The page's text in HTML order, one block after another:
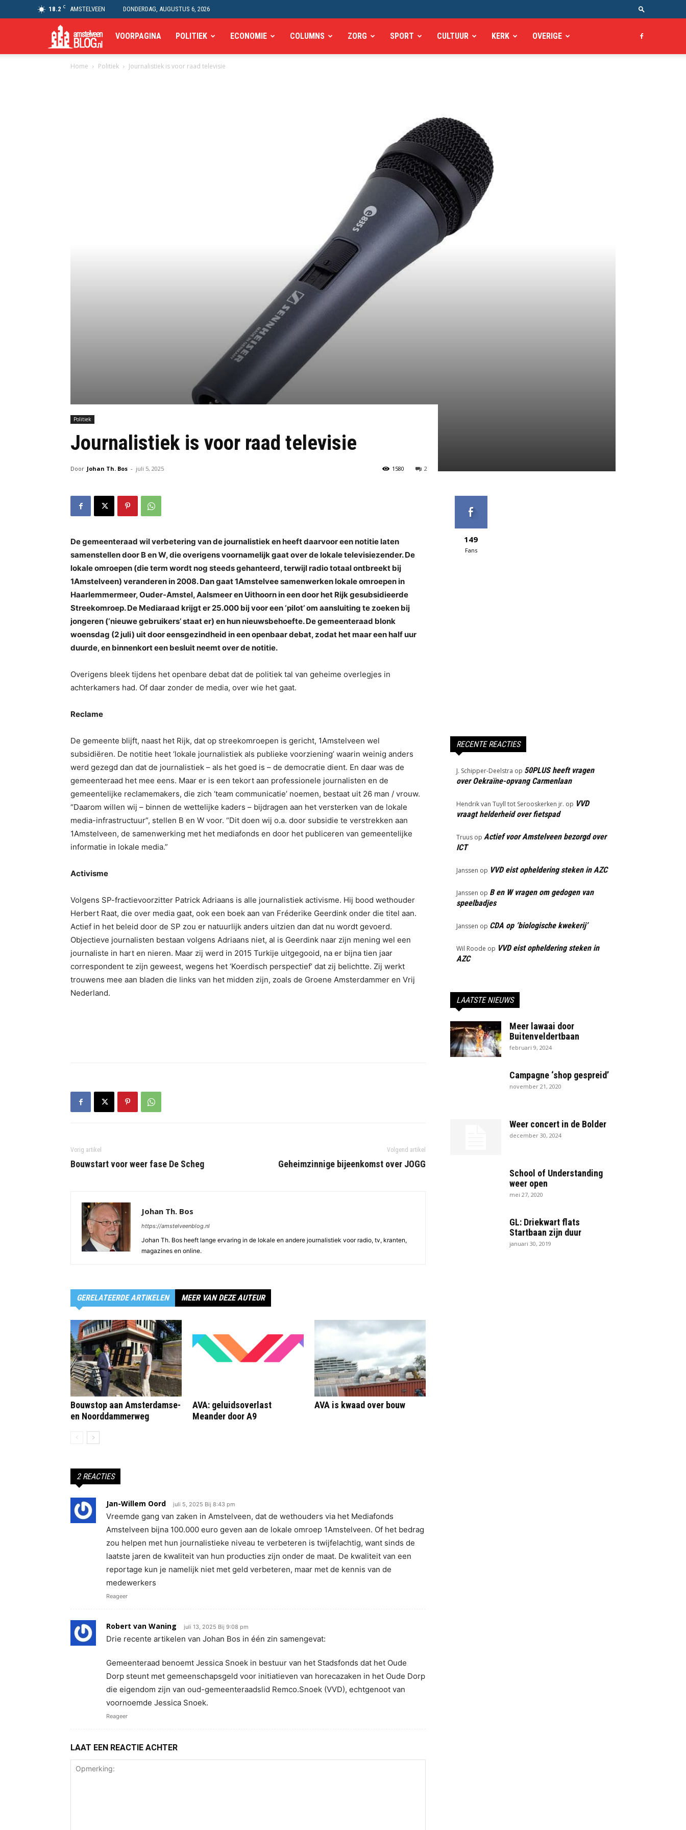
18.2 C AMSTELVEEN DONDERDAG, AUGUSTUS 6, 2026
Amstelveen
Blog
VOORPAGINA POLITIEK ECONOMIE COLUMNS ZORG SPORT CULTUUR KERK OVERIGE
Home Politiek Journalistiek is voor raad televisie
Politiek
Journalistiek is voor raad televisie
Door Johan Th. Bos - juli 5, 2025 2
1580
De gemeenteraad wil verbetering van de journalistiek en heeft daarvoor een notitie laten
samenstellen door B en W, die overigens voornamelijk gaat over de lokale televisiezender. De
lokale omroepen (die term wordt nog steeds gehanteerd, terwijl radio totaal ontbreekt bij
1Amstelveen) veranderen in 2008. Dan gaat 1Amstelvee samenwerken lokale omroepen in
Haarlemmermeer, Ouder-Amstel, Aalsmeer en Uithoorn in een door het Rijk gesubsidieerde
Streekomroep. De Mediaraad krijgt er 25.000 bij voor een ‘pilot’ om aansluiting te zoeken bij
jongeren (‘nieuwe gebruikers’ staat er) en hun nieuwsbehoefte. De gemeenteraad blonk
woensdag (2 juli) uit door eensgezindheid in een openbaar debat, zodat het maar een half uur
duurde, en binnenkort een besluit neemt over de notitie.
Overigens bleek tijdens het openbare debat dat de politiek tal van geheime overlegjes in
achterkamers had. Of daar zonder de media, over wie het gaat.
Reclame
De gemeente blijft, naast het Rijk, dat op streekomroepen is gericht, 1Amstelveen wel
subsidiëren. De notitie heet ‘lokale journalistiek als publieke voorziening’ waarin weinig anders
werd gezegd dan dat de journalistiek – als het goed is – de democratie dient. En daar was de
gemeenteraad het mee eens. Maar er is een tekort aan professionele journalisten en de
gemeentelijke reclamemakers, die zich ‘team communicatie’ noemen, bestaat uit 26 man / vrouw.
“Daarom willen wij – binnen de wettelijke kaders – bijdragen aan het versterken van de lokale
media-infrastructuur”, stellen B en W voor. “Dit doen wij o.a. door subsidie te verstrekken aan
1Amstelveen, de samenwerking met het mediafonds en door het publiceren van gemeentelijke
informatie in lokale media.”
Activisme
Volgens SP-fractievoorzitter Patrick Adriaans is alle journalistiek activisme. Hij bood wethouder
Herbert Raat, die over media gaat, ook een boek aan van Fréderike Geerdink onder die titel aan.
Actief in het beleid door de SP zou er natuurlijk anders uitzien dan dat nu wordt gevoerd.
Objectieve journalisten bestaan volgens Adriaans niet, al is Geerdink naar zijn mening wel een
journaliste in hart en nieren. Maar zij werd in 2015 Turkije uitgegooid, na er bijna tien jaar
correspondent te zijn geweest, wegens het ‘Koerdisch perspectief’ dat zij belichtte. Zij werkt
trouwens mee aan bladen die links van het midden zijn, zoals de Groene Amsterdammer en Vrij
Nederland.
Vorig artikel
Bouwstart voor weer fase De Scheg
Volgend artikel
Geheimzinnige bijeenkomst over JOGG
Johan Th. Bos
https://amstelveenblog.nl
Johan Th. Bos heeft lange ervaring in de lokale en andere journalistiek voor radio, tv, kranten,
magazines en online.
GERELATEERDE ARTIKELEN MEER VAN DEZE AUTEUR
Bouwstop aan Amsterdamse-
en Noorddammerweg
AVA: geluidsoverlast
Meander door A9
AVA is kwaad over bouw
2 REACTIES
Jan-Willem Oord juli 5, 2025 Bij 8:43 pm
Vreemde gang van zaken in Amstelveen, dat de wethouders via het Mediafonds
Amstelveen bijna 100.000 euro geven aan de lokale omroep 1Amstelveen. Of het bedrag
zou helpen met hun journalistieke niveau te verbeteren is twijfelachtig, want sinds de
laatste jaren de kwaliteit van hun producties zijn onder de maat. De kwaliteit van een
reportage kun je namelijk niet met geld verbeteren, maar met de kennis van de
medewerkers
Reageer
Robert van Waning juli 13, 2025 Bij 9:08 pm
Drie recente artikelen van Johan Bos in één zin samengevat:
Gemeenteraad benoemt Jessica Snoek in bestuur van het Stadsfonds dat het Oude
Dorp steunt met gemeenschapsgeld voor initiatieven van horecazaken in het Oude Dorp
die eigendom zijn van oud-gemeenteraadslid Remco.Snoek (VVD), echtgenoot van
voornoemde Jessica Snoek.
Reageer
LAAT EEN REACTIE ACHTER
149
Fans
RECENTE REACTIES
J. Schipper-Deelstra op 50PLUS heeft vragen
over Oekraïne-opvang Carmenlaan
Hendrik van Tuyll tot Serooskerken jr. op VVD
vraagt helderheid over fietspad
Truus op Actief voor Amstelveen bezorgd over
ICT
Janssen op VVD eist opheldering steken in AZC
Janssen op B en W vragen om gedogen van
speelbadjes
Janssen op CDA op ‘biologische kwekerij’
Wil Roode op VVD eist opheldering steken in
AZC
LAATSTE NIEUWS
Meer lawaai door
Buitenveldertbaan
februari 9, 2024
Campagne ‘shop gespreid’
november 21, 2020
Weer concert in de Bolder
december 30, 2024
School of Understanding
weer open
mei 27, 2020
GL: Driekwart flats
Startbaan zijn duur
januari 30, 2019